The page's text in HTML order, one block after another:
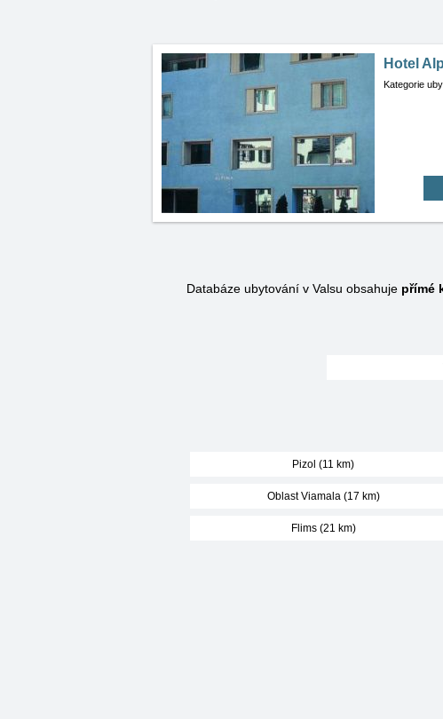
Hotel
Kategorie
Databáze ubytování v Valsu obsahuje přímé
Pizol (11 km)
Oblast Viamala (17 km)
Flims (21 km)